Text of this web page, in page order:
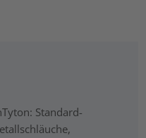
Standard-